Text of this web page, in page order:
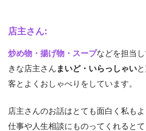
店主さん:
炒め物・揚げ物・スープなどを担当
きな店主さん まいど・いらっしゃい
客とよくおしゃべりをしています。
店主さんのお話はとても面白く私も
仕事や人生相談にものってくれると